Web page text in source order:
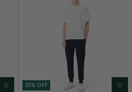
35% OFF